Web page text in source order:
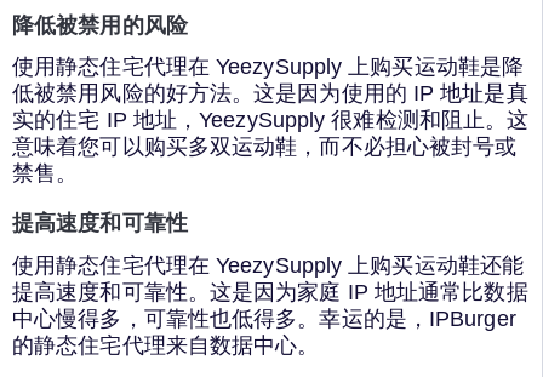
降低被禁用的风险
使用静态住宅代理在 YeezySupply 上购买运动鞋是降
低被禁用风险的好方法。这是因为使用的 IP 地址是真
实的住宅 IP 地址，YeezySupply 很难检测和阻止。这
意味着您可以购买多双运动鞋，而不必担心被封号或
禁售。
提高速度和可靠性
使用静态住宅代理在 YeezySupply 上购买运动鞋还能
提高速度和可靠性。这是因为家庭 IP 地址通常比数据
中心慢得多，可靠性也低得多。幸运的是，IPBurger
的静态住宅代理来自数据中心。